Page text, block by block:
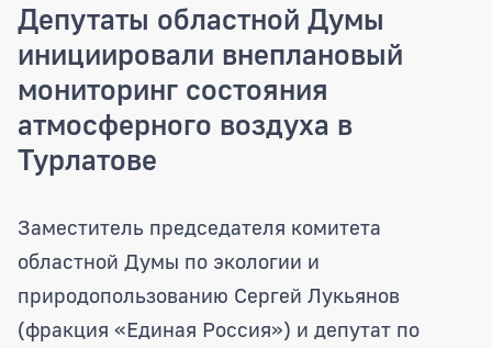
Депутаты областной Думы
инициировали внеплановый
мониторинг состояния
атмосферного воздуха в
Турлатове
Депутаты областной Думы
Заместитель председателя комитета
областной Думы по экологии и
природопользованию Сергей Лукьянов
(фракция «Единая Россия») и депутат по